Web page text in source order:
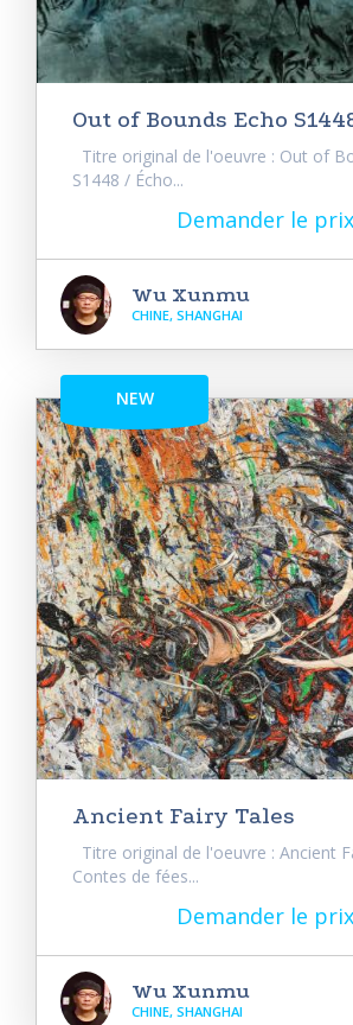
Out of Bounds Echo
Titre original de l'oeuvre : Out of
S1448 / Écho...
Demander le prix
Wu Xunmu
CHINE, SHANGHAI
NEW
Ancient Fairy Tales
Titre original de l'oeuvre : Ancient
Contes de fées...
Demander le prix
Wu Xunmu
CHINE, SHANGHAI